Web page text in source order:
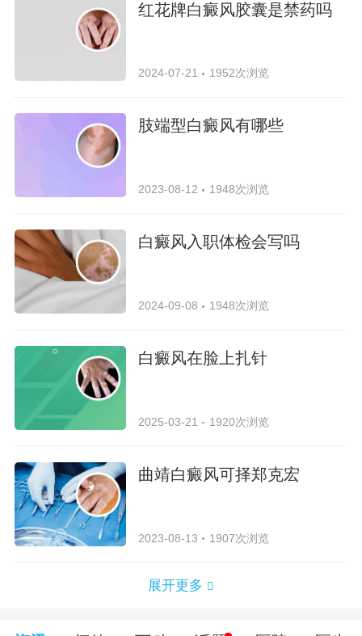
红花牌白癜风胶囊是禁药吗
2024-07-21 1952次浏览
肢端型白癜风有哪些
2023-08-12 1948次浏览
白癜风入职体检会写吗
2024-09-08 1948次浏览
白癜风在脸上扎针
2025-03-21 1920次浏览
曲靖白癜风可择郑克宏
2023-08-13 1907次浏览
展开更多